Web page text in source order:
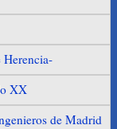
Herencia-
XX
de Madrid